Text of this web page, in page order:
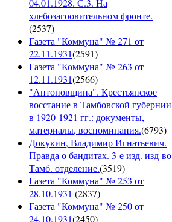
04.01.1928. С.3. На
хлебозагоовительном фронте.
(2537)
Газета "Коммуна" № 271 от
22.11.1931(2591)
Газета "Коммуна" № 263 от
12.11.1931(2566)
"Антоновщина". Крестьянское
восстание в Тамбовской губернии
в 1920-1921 гг.: документы,
материалы, воспоминания.(6793)
Докукин, Владимир Игнатьевич.
Правда о бандитах. 3-е изд. изд-во
Тамб. отделение.(3519)
Газета "Коммуна" № 253 от
28.10.1931 (2837)
Газета "Коммуна" № 250 от
24.10.1931(2450)